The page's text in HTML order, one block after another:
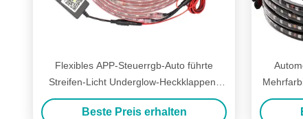
Flexibles APP-Steuerrgb-Auto führte
Streifen-Licht Underglow-Heckklappen-
Licht-Streifen DRL
Beste Preis erhalten